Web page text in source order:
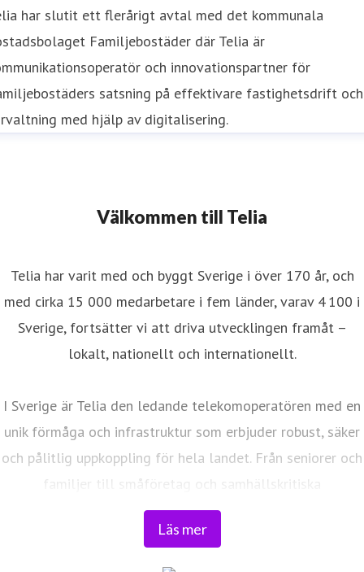
har slutit ett flerårigt avtal med det kommunala
Familjebostäder där Telia är
och innovationspartner för
satsning på effektivare fastighetsdrift och
med hjälp av digitalisering.
Välkommen till Telia
Läs mer
Telia har varit med och byggt Sverige i över 170 år, och
med cirka 15 000 medarbetare i fem länder, varav 4 100 i
Sverige, fortsätter vi att driva utvecklingen framåt –
lokalt, nationellt och internationellt.
I Sverige är Telia den ledande telekomoperatören med en
unik förmåga och infrastruktur som erbjuder robust, säker
och pålitlig uppkoppling för hela landet. Från seniorer och
familjer till småföretag och samhällskritiska
verksamheter. Vi möjliggör digitaliseringens kraft i
vardagen och är en del av Sveriges totalförsvar. Med